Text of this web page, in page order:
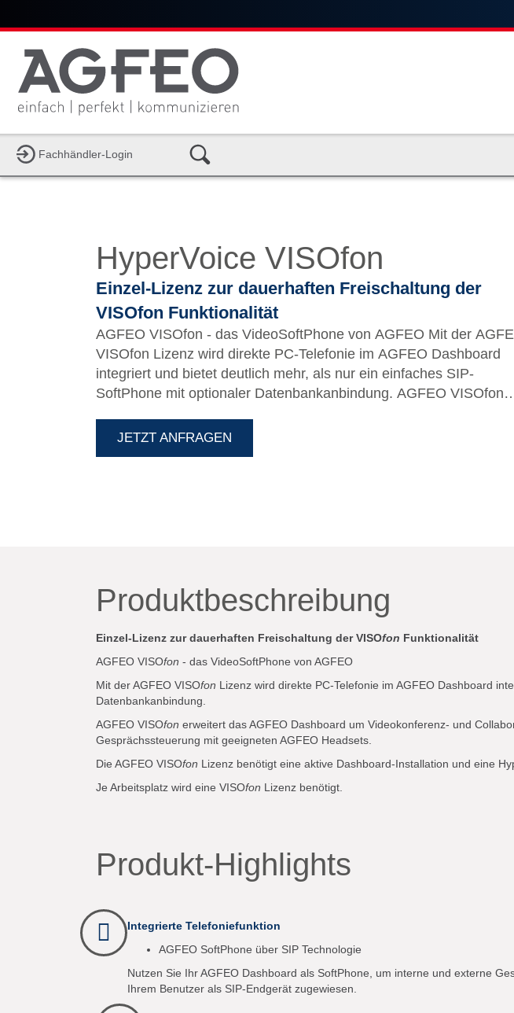
Fachhändler-Login
HyperVoice VISOfon
Einzel-Lizenz zur dauerhaften Freischaltung der
VISOfon Funktionalität
AGFEO VISOfon - das VideoSoftPhone von AGFEO Mit der AGFEO
VISOfon Lizenz wird direkte PC-Telefonie im AGFEO Dashboard
integriert und bietet deutlich mehr, als nur ein einfaches SIP-
SoftPhone mit optionaler Datenbankanbindung. AGFEO VISOfon
Collaborationfunktionen für bestmögliche Teamarbeit der Mitarbeiter
JETZT ANFRAGEN
Produktbeschreibung
Einzel-Lizenz zur dauerhaften Freischaltung der VISOfon Funktionalität
AGFEO VISOfon - das VideoSoftPhone von AGFEO
Mit der AGFEO VISOfon Lizenz wird direkte PC-Telefonie im AGFEO Dashboard
Datenbankanbindung.
AGFEO VISOfon erweitert das AGFEO Dashboard um Videokonferenz- und
Gesprächssteuerung mit geeigneten AGFEO Headsets.
Die AGFEO VISOfon Lizenz benötigt eine aktive Dashboard-Installation und eine
Je Arbeitsplatz wird eine VISOfon Lizenz benötigt.
Produkt-Highlights
Integrierte Telefoniefunktion
AGFEO SoftPhone über SIP Technologie
Nutzen Sie Ihr AGFEO Dashboard als SoftPhone, um interne und externe
Ihrem Benutzer als SIP-Endgerät zugewiesen.